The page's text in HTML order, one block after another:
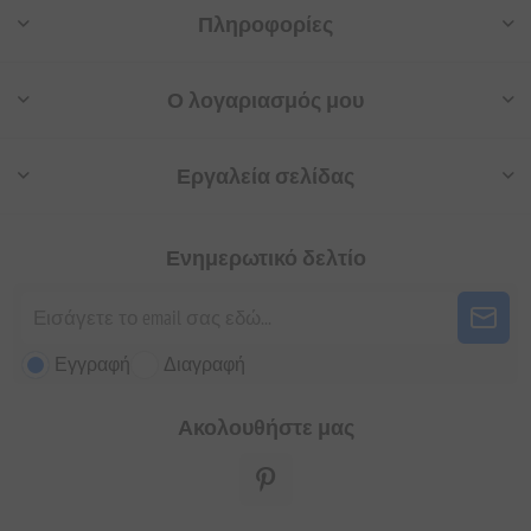
Πληροφορίες
Ο λογαριασμός μου
Εργαλεία σελίδας
Ενημερωτικό δελτίο
Εγγραφή Διαγραφή
Ακολουθήστε μας